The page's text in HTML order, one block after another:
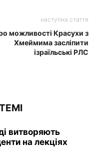
наступна стаття
можливості Красухи з
Хмеймима засліпити
ізраїльські РЛС
витворяють
на лекціях